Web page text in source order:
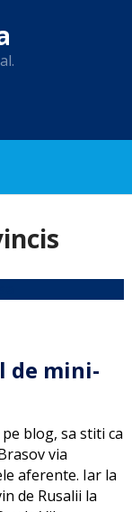
de mini-
blog, sa stiti ca
via
aferente. Iar la
de Rusalii la